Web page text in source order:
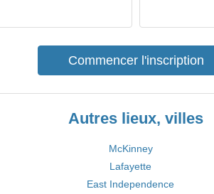
Commencer l'inscription
Autres lieux, villes
McKinney
Lafayette
East Independence